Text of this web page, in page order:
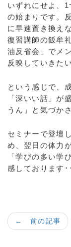
いずれにせよ、
の始まりです。
に早速置き換え
復習講師の飯牟
油反省会」でメ
反映していきた
という感じで、
「深いい話」が
うん」と気づか
セミナーで登壇
め、翌日の体力
「学びの多い学
感しております･
← 前の記事